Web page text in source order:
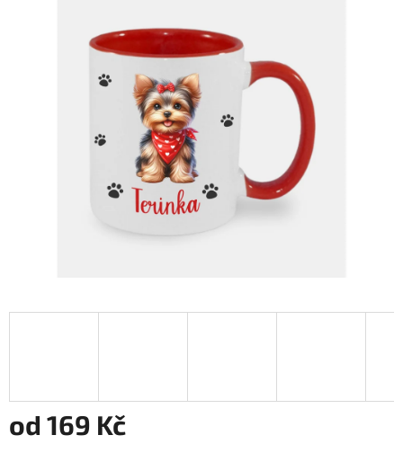
od 169 Kč